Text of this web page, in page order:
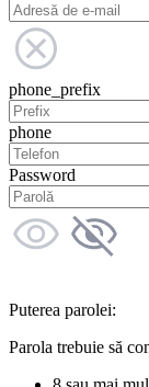
phone_prefix
phone
Password
Puterea parolei:
Parola trebuie să